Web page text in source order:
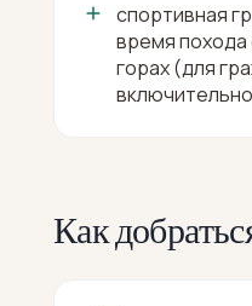
спортивная
время похода
горах (для
Как